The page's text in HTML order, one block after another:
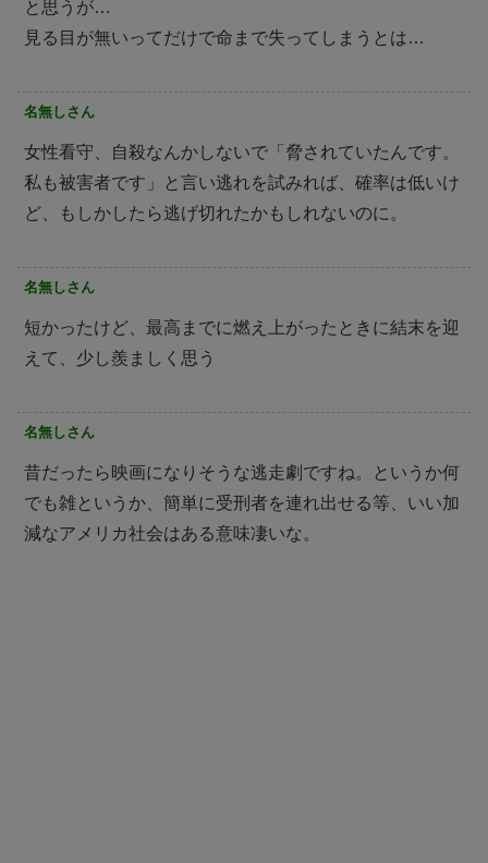
と思うが…
見る目が無いってだけで命まで失ってしまうとは…
名無しさん
女性看守、自殺なんかしないで「脅されていたんです。
私も被害者です」と言い逃れを試みれば、確率は低いけ
ど、もしかしたら逃げ切れたかもしれないのに。
名無しさん
短かったけど、最高までに燃え上がったときに結末を迎
えて、少し羨ましく思う
名無しさん
昔だったら映画になりそうな逃走劇ですね。というか何
でも雑というか、簡単に受刑者を連れ出せる等、いい加
減なアメリカ社会はある意味凄いな。